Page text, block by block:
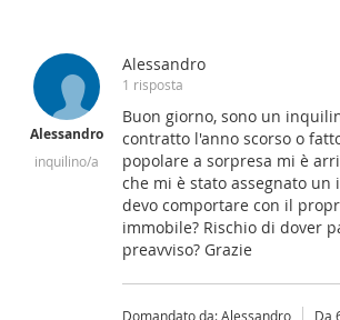
Alessandro
inquilino/a
Alessandro
1 risposta
Buon giorno, sono un
contratto l'anno scorso o
popolare a sorpresa mi è
che mi è stato assegnato un
devo comportare con il
immobile? Rischio di dover
preavviso? Grazie
Domandato da: Alessandro Da